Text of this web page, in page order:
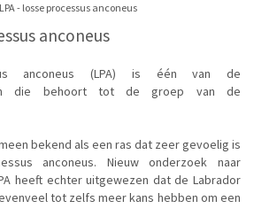
LPA - losse processus anconeus
anconeus
anconeus (LPA) is één van de
die behoort tot de groep van de
bekend als een ras dat zeer gevoelig is
anconeus. Nieuw onderzoek naar
heeft echter uitgewezen dat de Labrador
tot zelfs meer kans hebben om een